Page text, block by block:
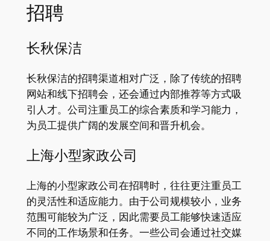
招聘
长秋保洁
长秋保洁的招聘渠道相对广泛，除了传统的招聘
网站和线下招聘会，还会通过内部推荐等方式吸
引人才。公司注重员工的综合素质和学习能力，
为员工提供广阔的发展空间和晋升机会。
上海小型家政公司
上海的小型家政公司在招聘时，往往更注重员工
的灵活性和适应能力。由于公司规模较小，业务
范围可能较为广泛，因此需要员工能够快速适应
不同的工作场景和任务。一些公司会通过社交媒